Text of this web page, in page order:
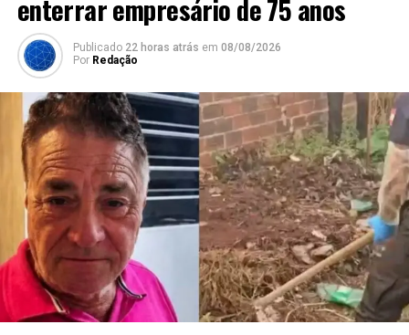
enterrar empresário de 75 anos
Publicado 22 horas atrás em 08/08/2026
Por Redação